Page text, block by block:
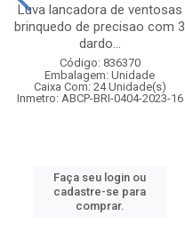
Luva lancadora de ventosas
brinquedo de precisao com 3
dardo...
Código: 836370
Embalagem: Unidade
Caixa Com: 24 Unidade(s)
Inmetro: ABCP-BRI-0404-2023-16
Faça seu login ou
cadastre-se para
comprar.